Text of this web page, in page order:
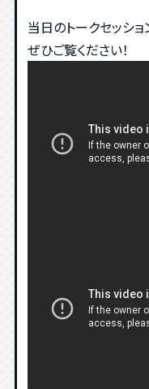
当日のトークセッシ
ぜひご覧ください！